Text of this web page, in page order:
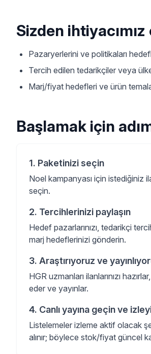
Sizden
Pazaryerlerini ve politikaları
Tercih edilen tedarikçiler veya
Marj/fiyat hedefleri ve ürün
Başlamak için
1. Paketinizi seçin
Noel kampanyası için istediğiniz
seçin.
2. Tercihlerinizi paylaşın
Hedef pazarlarınızı, tedarikçi
marj hedeflerinizi gönderin.
3. Araştırıyoruz ve
HGR uzmanları ilanlarınızı
eder ve yayınlar.
4. Canlı yayına geçin ve
Listelemeler izleme aktif olacak
alınır; böylece stok/fiyat güncel